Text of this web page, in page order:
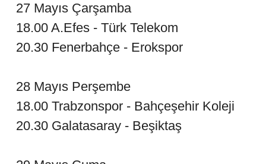
27 Mayıs Çarşamba
18.00 A.Efes - Türk Telekom
20.30 Fenerbahçe - Erokspor
28 Mayıs Perşembe
18.00 Trabzonspor - Bahçeşehir Koleji
20.30 Galatasaray - Beşiktaş